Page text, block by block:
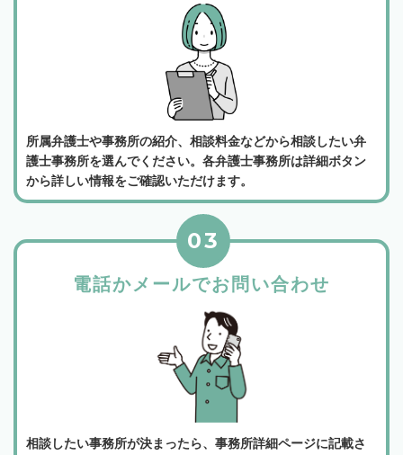
所属弁護士や事務所の紹介、相談料金などから相談したい弁
護士事務所を選んでください。各弁護士事務所は詳細ボタン
から詳しい情報をご確認いただけます。
電話かメールでお問い合わせ
03
相談したい事務所が決まったら、事務所詳細ページに記載さ